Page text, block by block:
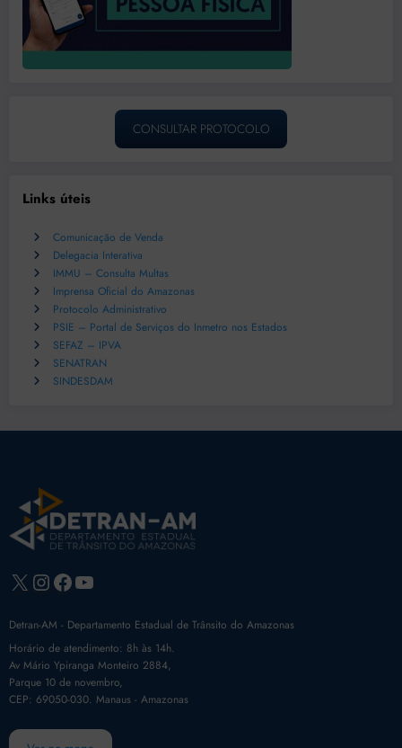
CONSULTAR PROTOCOLO
Links úteis
Comunicação de Venda
Delegacia Interativa
IMMU – Consulta Multas
Imprensa Oficial do Amazonas
Protocolo Administrativo
PSIE – Portal de Serviços do Inmetro nos Estados
SEFAZ – IPVA
SENATRAN
SINDESDAM
X Instagram
Facebook
Youtube
Detran-AM - Departamento Estadual de Trânsito do Amazonas
Horário de atendimento: 8h às 14h.
Av Mário Ypiranga Monteiro 2884,
Parque 10 de novembro,
CEP: 69050-030. Manaus - Amazonas